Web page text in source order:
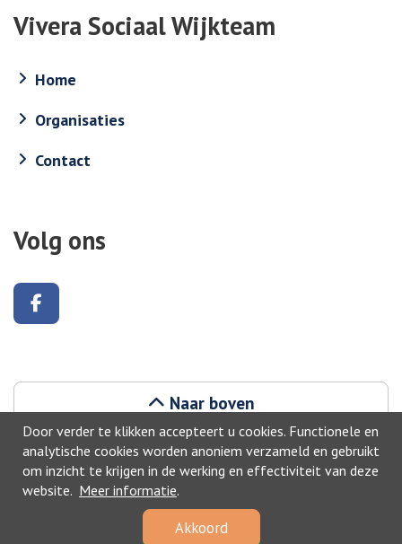
Door verder te klikken accepteert u cookies. Functionele en
analytische cookies worden anoniem verzameld en gebruikt
om inzicht te krijgen in de werking en effectiviteit van deze
website. Meer informatie.
Akkoord
Vivera Sociaal Wijkteam
Home
Organisaties
Contact
Volg ons
Naar boven